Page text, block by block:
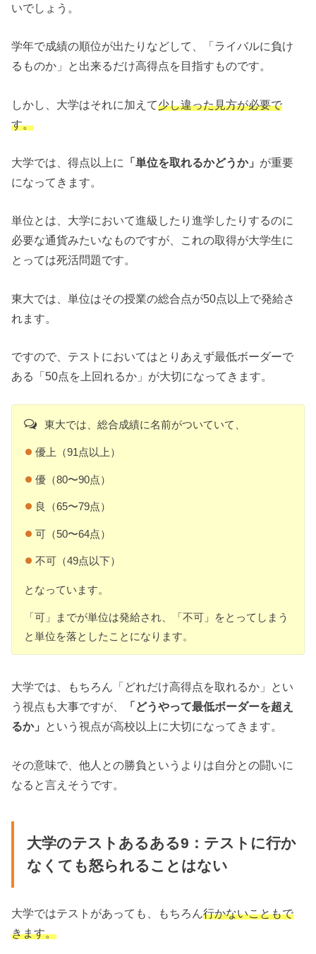
いでしょう。
学年で成績の順位が出たりなどして、「ライバルに負け
るものか」と出来るだけ高得点を目指すものです。
しかし、大学はそれに加えて少し違った見方が必要で
す。
大学では、得点以上に 「単位を取れるかどうか」 が重要
になってきます。
単位とは、大学において進級したり進学したりするのに
必要な通貨みたいなものですが、これの取得が大学生に
とっては死活問題です。
東大では、単位はその授業の総合点が50点以上で発給さ
れます。
ですので、テストにおいてはとりあえず最低ボーダーで
ある「50点を上回れるか」が大切になってきます。
東大では、総合成績に名前がついていて、
優上（91点以上）
優（80〜90点）
良（65〜79点）
可（50〜64点）
不可（49点以下）
となっています。
「可」までが単位は発給され、「不可」をとってしまう
と単位を落としたことになります。
大学では、もちろん「どれだけ高得点を取れるか」とい
う視点も大事ですが、
「どうやって最低ボーダーを超え
るか」 という視点が高校以上に大切になってきます。
その意味で、他人との勝負というよりは自分との闘いに
なると言えそうです。
大学のテストあるある9：テストに行か
なくても怒られることはない
大学ではテストがあっても、もちろん行かないこともで
きます。